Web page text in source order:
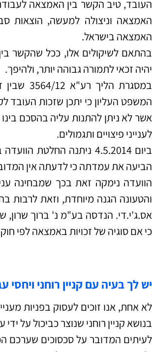
העובד, טיב הקשר בין האמצאה
האמצאה וניצולה למעשה, הוצאות
האמצאה בישראל.
בהתאם לשיקולים אלו, ככל שהקשר
יהיה זכאי לתמורה גבוהה יותר, ולהיפך.
במסגרת
המשפט העליון כי יתכן שזכות העובד
אשר לא ניתן להתנות עליה בהסכם
לענייני פיצויים ותגמולים.
ביום 4.5.2014 ניתנה
הביעה את עמדתה כי לדעתה אין
הוועדה נימקה זאת בכך שמבחינה
אס.ג'י.די. הנדסה בע"מ נ' ברוך שרון,
כי אם סוגיה של זכויות באמצאה לפי
יש לך בעיה עם קניין רוחני ויחסי
לא אחת, אנו זוכים לעסוק בפניות
בנושא קניין רוחני שנוצר כביכול על
לעיתים המדובר על סכסוכים שערכם